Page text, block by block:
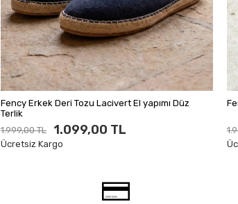
Fency Erkek Deri Tozu Lacivert El yapımı Düz
Terlik
1.999,00 TL
1.099,00 TL
Ücretsiz Kargo